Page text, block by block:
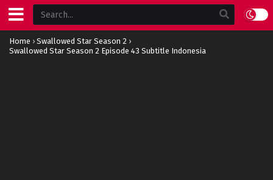
Home › Swallowed Star Season 2 ›
Swallowed Star Season 2 Episode 43 Subtitle Indonesia